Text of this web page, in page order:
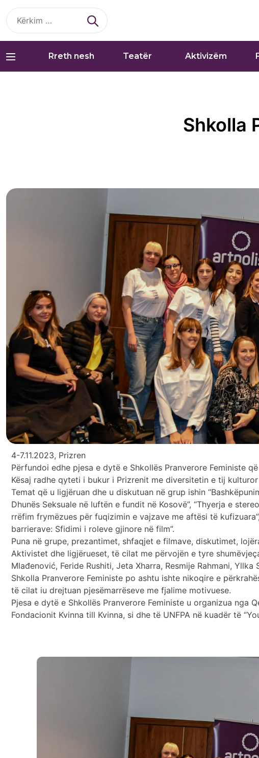
Kërko
për:
Rreth nesh Teatër Aktivizëm
Shkolla
4-7.11.2023, Prizren
Përfundoi edhe pjesa e dytë e Shkollës Pranverore Feministe
Kësaj radhe qyteti i bukur i Prizrenit me diversitetin e tij
Temat që u ligjëruan dhe u diskutuan në grup ishin
Dhunës Seksuale në luftën e fundit në Kosovë”, “Thyerja e
rrëfim frymëzues për fuqizimin e vajzave me aftësi të
barrierave: Sfidimi i roleve gjinore në film”.
Puna në grupe, prezantimet, shfaqjet e filmave, diskutimet,
Aktivistet dhe ligjërueset, të cilat me përvojën e tyre
Mlađenović, Feride Rushiti, Jeta Xharra, Resmije Rahmani, Yllka
Shkolla Pranverore Feministe po ashtu ishte nikoqire e
të cilat iu drejtuan pjesëmarrëseve me fjalime motivuese.
Pjesa e dytë e Shkollës Pranverore Feministe u organizua nga
Fondacionit Kvinna till Kvinna, si dhe të UNFPA në kuadër të